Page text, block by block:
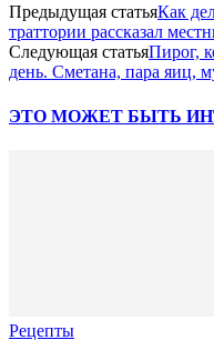
Предыдущая статьяКак
траттории рассказал
Следующая статьяПирог,
день. Сметана, пара яиц,
ЭТО МОЖЕТ БЫТЬ
Рецепты